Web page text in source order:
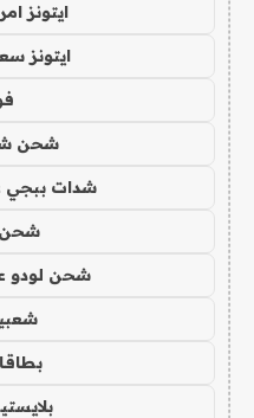
ايتونز
ايتونز
شحن
شدات ببجي
شحن
شحن لودو